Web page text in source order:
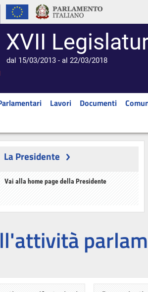
XVII
dal 15/03/2013 - al 22/03/2018
Lavori Documenti
La Presidente
Vai alla home page della Presidente